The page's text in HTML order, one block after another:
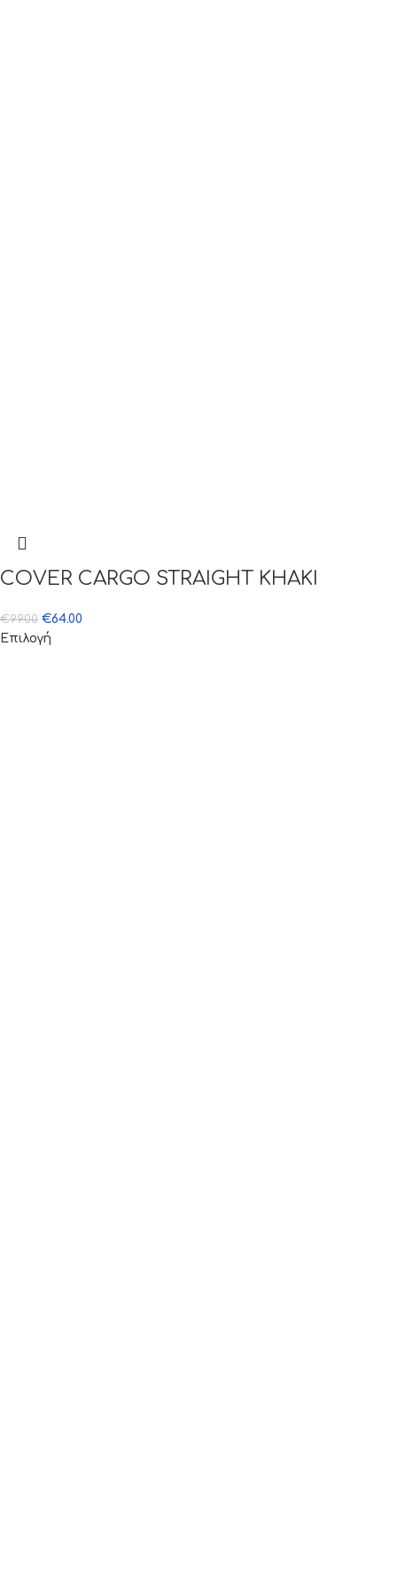
COVER CARGO STRAIGHT KHAKI
€99.00 €64.00
Επιλογή